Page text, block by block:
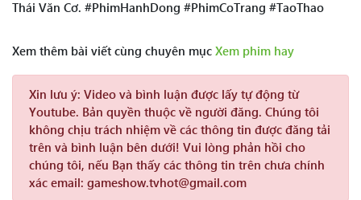
Thái Văn Cơ. #PhimHanhDong #PhimCoTrang #TaoThao
Xem thêm bài viết cùng chuyên mục Xem phim hay
Xin lưu ý: Video và bình luận được lấy tự động từ
Youtube. Bản quyền thuộc về người đăng. Chúng tôi
không chịu trách nhiệm về các thông tin được đăng tải
trên và bình luận bên dưới! Vui lòng phản hồi cho
chúng tôi, nếu Bạn thấy các thông tin trên chưa chính
xác email: gameshow.tvhot@gmail.com